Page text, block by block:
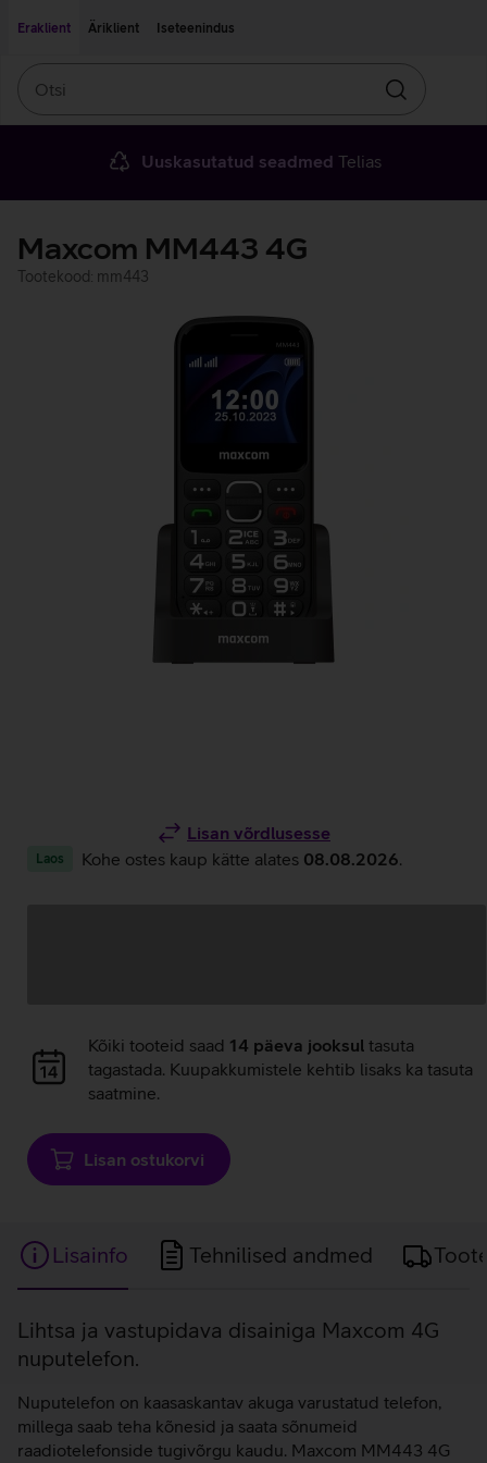
Eraklient
Äriklient Iseteenindus
Otsin
Uuskasutatud seadmed Telias
Maxcom MM443 4G
Tootekood: mm443
Lisan võrdlusesse
Laos Kohe ostes kaup kätte alates 08.08.2026
laadimine
Andmete
laadimine
Kõiki tooteid saad 14 päeva jooksul tasuta
tagastada. Kuupakkumistele kehtib lisaks ka tasuta
saatmine.
Lisan ostukorvi
Lisainfo Tehnilised andmed
Lisainfo
Lihtsa ja vastupidava disainiga Maxcom 4G
nuputelefon.
Nuputelefon on kaasaskantav akuga varustatud telefon,
millega saab teha kõnesid ja saata sõnumeid
raadiotelefonside tugivõrgu kaudu. Maxcom MM443 4G